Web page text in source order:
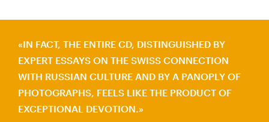
IN FACT, THE ENTIRE CD, DISTINGUISHED BY
EXPERT ESSAYS ON THE SWISS CONNECTION
WITH RUSSIAN CULTURE AND BY A PANOPLY OF
PHOTOGRAPHS, FEELS LIKE THE PRODUCT OF
EXCEPTIONAL DEVOTION.